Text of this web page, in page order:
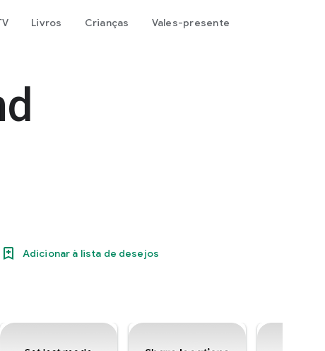
Livros Crianças Vales-presente
Adicionar à lista de desejos